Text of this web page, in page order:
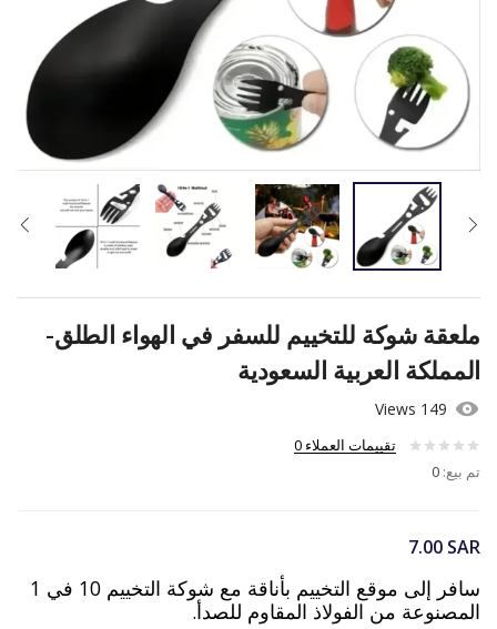
ملعقة شوكة للتخييم للسفر في الهواء الطلق-
المملكة العربية السعودية
149 Views
تقييمات العملاء 0
تم بيع: 0
7.00 SAR
سافر إلى موقع التخييم بأناقة مع شوكة التخييم 10 في 1
المصنوعة من الفولاذ المقاوم للصدأ.